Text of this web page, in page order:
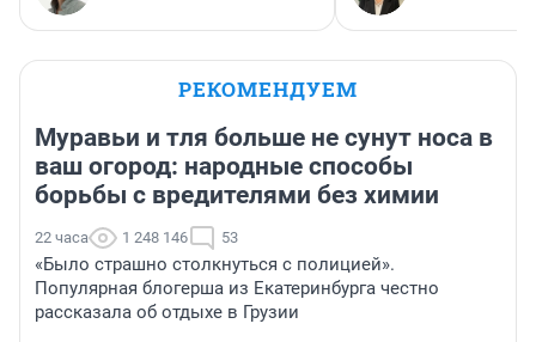
РЕКОМЕНДУЕМ
Муравьи и тля больше не сунут носа в
ваш огород: народные способы
борьбы с вредителями без химии
22 часа 1 248 146 53
«Было страшно столкнуться с полицией».
Популярная блогерша из Екатеринбурга честно
рассказала об отдыхе в Грузии